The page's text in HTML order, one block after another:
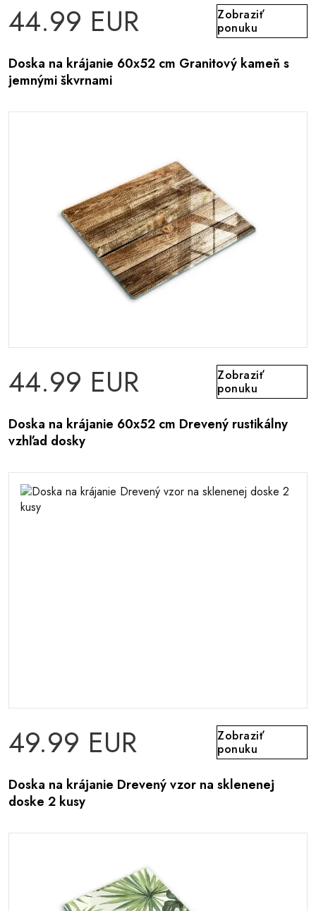
44.99 EUR
Zobraziť
ponuku
Doska na krájanie 60x52 cm Granitový kameň s
jemnými škvrnami
44.99 EUR
Zobraziť
ponuku
Doska na krájanie 60x52 cm Drevený rustikálny
vzhľad dosky
49.99 EUR
Zobraziť
ponuku
Doska na krájanie Drevený vzor na sklenenej
doske 2 kusy